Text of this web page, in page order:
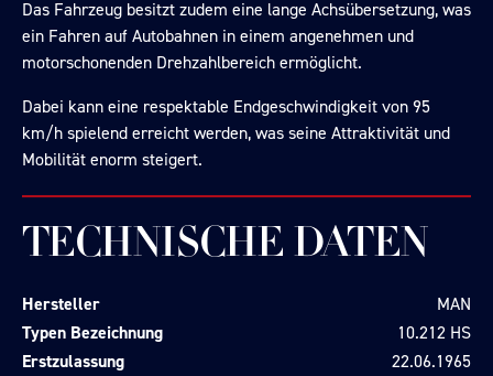
Das Fahrzeug besitzt zudem eine lange Achsübersetzung, was
ein Fahren auf Autobahnen in einem angenehmen und
motorschonenden Drehzahlbereich ermöglicht.
Dabei kann eine respektable Endgeschwindigkeit von 95
km/h spielend erreicht werden, was seine Attraktivität und
Mobilität enorm steigert.
TECHNISCHE DATEN
Hersteller
MAN
Typen Bezeichnung
10.212 HS
Erstzulassung
22.06.1965